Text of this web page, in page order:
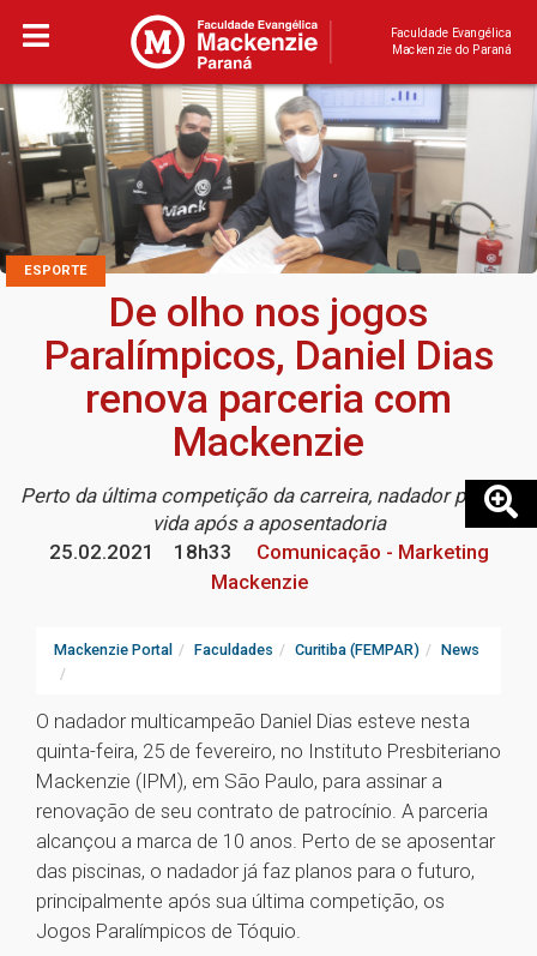
Faculdade Evangélica
Mackenzie do Paraná
ESPORTE
De olho nos jogos
Paralímpicos, Daniel Dias
renova parceria com
Mackenzie
Perto da última competição da carreira, nadador projeta
vida após a aposentadoria
25.02.2021
18h33
Comunicação - Marketing
Mackenzie
Mackenzie Portal Faculdades Curitiba (FEMPAR) News
O nadador multicampeão Daniel Dias esteve nesta
quinta-feira, 25 de fevereiro, no Instituto Presbiteriano
Mackenzie (IPM), em São Paulo, para assinar a
renovação de seu contrato de patrocínio. A parceria
alcançou a marca de 10 anos. Perto de se aposentar
das piscinas, o nadador já faz planos para o futuro,
principalmente após sua última competição, os
Jogos Paralímpicos de Tóquio.